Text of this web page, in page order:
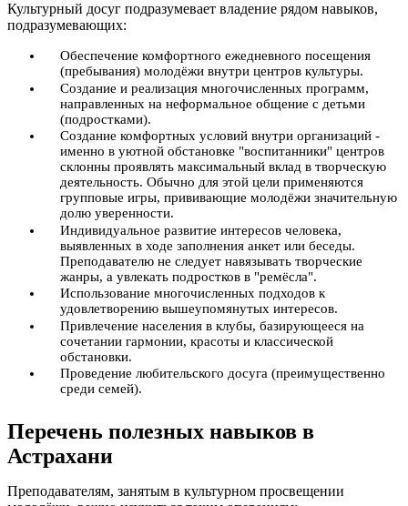
Культурный досуг подразумевает владение рядом навыков,
подразумевающих:
Обеспечение комфортного ежедневного посещения
(пребывания) молодёжи внутри центров культуры.
Создание и реализация многочисленных программ,
направленных на неформальное общение с детьми
(подростками).
Создание комфортных условий внутри организаций -
именно в уютной обстановке "воспитанники" центров
склонны проявлять максимальный вклад в творческую
деятельность. Обычно для этой цели применяются
групповые игры, прививающие молодёжи значительную
долю уверенности.
Индивидуальное развитие интересов человека,
выявленных в ходе заполнения анкет или беседы.
Преподавателю не следует навязывать творческие
жанры, а увлекать подростков в "ремёсла".
Использование многочисленных подходов к
удовлетворению вышеупомянутых интересов.
Привлечение населения в клубы, базирующееся на
сочетании гармонии, красоты и классической
обстановки.
Проведение любительского досуга (преимущественно
среди семей).
Перечень полезных навыков в
Астрахани
Преподавателям, занятым в культурном просвещении